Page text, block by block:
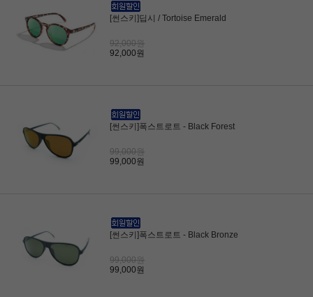
[썬스키]딥시 / Tortoise Emerald
92,000원
92,000원
[썬스키]폭스트로트 - Black Forest
99,000원
99,000원
[썬스키]폭스트로트 - Black Bronze
99,000원
99,000원